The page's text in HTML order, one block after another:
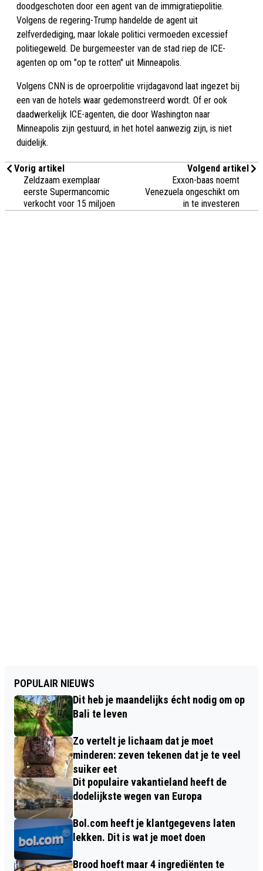
doodgeschoten door een agent van de immigratiepolitie.
Volgens de regering-Trump handelde de agent uit
zelfverdediging, maar lokale politici vermoeden excessief
politiegeweld. De burgemeester van de stad riep de ICE-
agenten op om "op te rotten" uit Minneapolis.
Volgens CNN is de oproerpolitie vrijdagavond laat ingezet bij
een van de hotels waar gedemonstreerd wordt. Of er ook
daadwerkelijk ICE-agenten, die door Washington naar
Minneapolis zijn gestuurd, in het hotel aanwezig zijn, is niet
duidelijk.
Vorig artikel
Zeldzaam exemplaar
eerste Supermancomic
verkocht voor 15 miljoen
Volgend artikel
Exxon-baas noemt
Venezuela ongeschikt om
in te investeren
POPULAIR NIEUWS
Dit heb je maandelijks écht nodig om op
Bali te leven
Zo vertelt je lichaam dat je moet
minderen: zeven tekenen dat je te veel
suiker eet
Dit populaire vakantieland heeft de
dodelijkste wegen van Europa
Bol.com heeft je klantgegevens laten
lekken. Dit is wat je moet doen
Brood hoeft maar 4 ingrediënten te